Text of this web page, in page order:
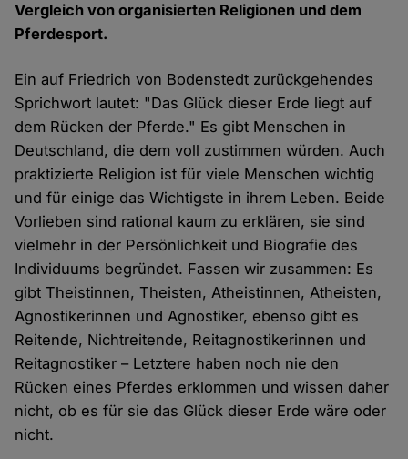
Vergleich von organisierten Religionen und dem
Pferdesport.
Ein auf Friedrich von Bodenstedt zurückgehendes
Sprichwort lautet: "Das Glück dieser Erde liegt auf
dem Rücken der Pferde." Es gibt Menschen in
Deutschland, die dem voll zustimmen würden. Auch
praktizierte Religion ist für viele Menschen wichtig
und für einige das Wichtigste in ihrem Leben. Beide
Vorlieben sind rational kaum zu erklären, sie sind
vielmehr in der Persönlichkeit und Biografie des
Individuums begründet. Fassen wir zusammen: Es
gibt Theistinnen, Theisten, Atheistinnen, Atheisten,
Agnostikerinnen und Agnostiker, ebenso gibt es
Reitende, Nichtreitende, Reitagnostikerinnen und
Reitagnostiker – Letztere haben noch nie den
Rücken eines Pferdes erklommen und wissen daher
nicht, ob es für sie das Glück dieser Erde wäre oder
nicht.